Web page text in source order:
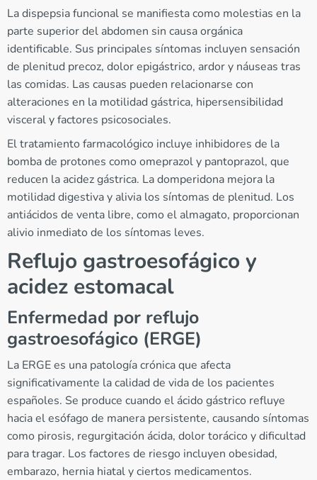
La dispepsia funcional se manifiesta como molestias en la
parte superior del abdomen sin causa orgánica
identificable. Sus principales síntomas incluyen sensación
de plenitud precoz, dolor epigástrico, ardor y náuseas tras
las comidas. Las causas pueden relacionarse con
alteraciones en la motilidad gástrica, hipersensibilidad
visceral y factores psicosociales.
El tratamiento farmacológico incluye inhibidores de la
bomba de protones como omeprazol y pantoprazol, que
reducen la acidez gástrica. La domperidona mejora la
motilidad digestiva y alivia los síntomas de plenitud. Los
antiácidos de venta libre, como el almagato, proporcionan
alivio inmediato de los síntomas leves.
Reflujo gastroesofágico y
acidez estomacal
Enfermedad por reflujo
gastroesofágico (ERGE)
La ERGE es una patología crónica que afecta
significativamente la calidad de vida de los pacientes
españoles. Se produce cuando el ácido gástrico refluye
hacia el esófago de manera persistente, causando síntomas
como pirosis, regurgitación ácida, dolor torácico y dificultad
para tragar. Los factores de riesgo incluyen obesidad,
embarazo, hernia hiatal y ciertos medicamentos.